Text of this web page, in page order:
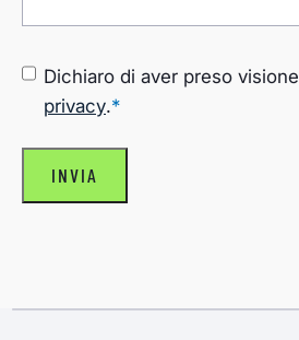
CONSENSO*
Dichiaro di aver preso visione
privacy.*